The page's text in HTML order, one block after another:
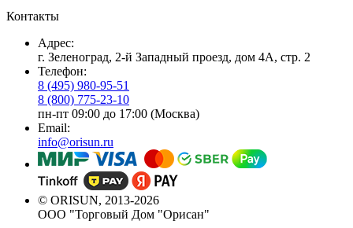
Контакты
Адрес:
г. Зеленоград, 2-й Западный проезд, дом 4А, стр. 2
Телефон:
8 (495) 980-95-51
8 (800) 775-23-10
пн-пт 09:00 до 17:00 (Москва)
Email:
info@orisun.ru
© ORISUN, 2013-2026
ООО "Торговый Дом "Орисан"